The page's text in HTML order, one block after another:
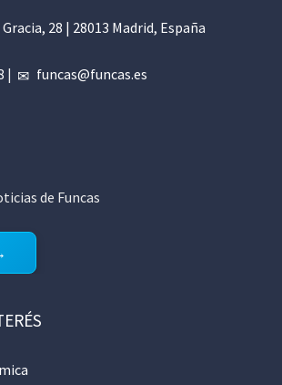
28 | 28013 Madrid, España
| funcas@funcas.es
de Funcas